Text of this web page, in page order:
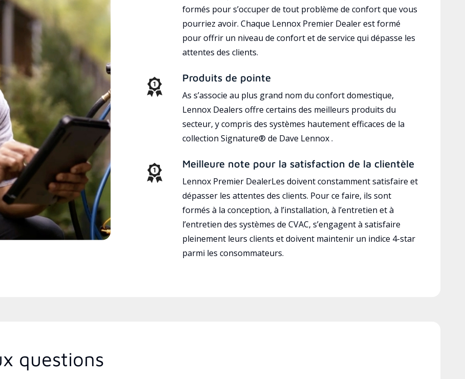
formés pour s’occuper de tout problème de confort que vous
pourriez avoir. Chaque Lennox Premier Dealer est formé
pour offrir un niveau de confort et de service qui dépasse les
attentes des clients.
Produits de pointe
As s’associe au plus grand nom du confort domestique,
Lennox Dealers offre certains des meilleurs produits du
secteur, y compris des systèmes hautement efficaces de la
collection Signature® de Dave Lennox .
Meilleure note pour la satisfaction de la clientèle
Lennox Premier DealerLes doivent constamment satisfaire et
dépasser les attentes des clients. Pour ce faire, ils sont
formés à la conception, à l’installation, à l’entretien et à
l’entretien des systèmes de CVAC, s’engagent à satisfaire
pleinement leurs clients et doivent maintenir un indice 4-star
parmi les consommateurs.
questions